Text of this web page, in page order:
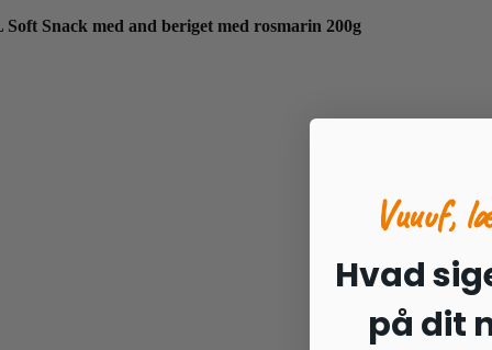
Soft Snack med and beriget med rosmarin 200g
Vuuuf,
Hvad
på dit